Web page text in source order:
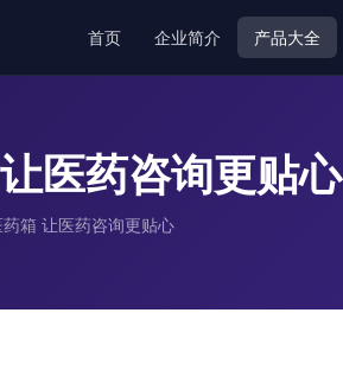
首页 企业简介 产品大全
医药咨询更贴心
箱 让医药咨询更贴心